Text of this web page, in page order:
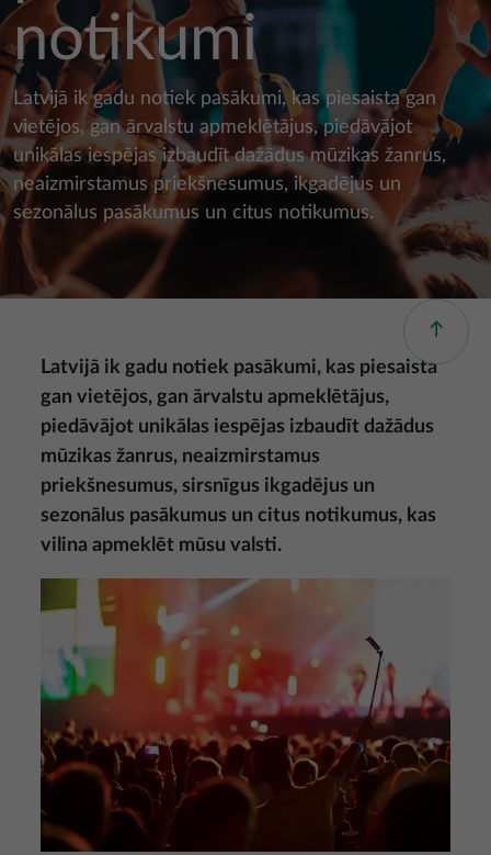
notikumi
Latvijā ik gadu notiek pasākumi, kas piesaista gan
vietējos, gan ārvalstu apmeklētājus, piedāvājot
unikālas iespējas izbaudīt dažādus mūzikas žanrus,
neaizmirstamus priekšnesumus, ikgadējus un
sezonālus pasākumus un citus notikumus.
Latvijā ik gadu notiek pasākumi, kas piesaista
gan vietējos, gan ārvalstu apmeklētājus,
piedāvājot unikālas iespējas izbaudīt dažādus
mūzikas žanrus, neaizmirstamus
priekšnesumus, sirsnīgus ikgadējus un
sezonālus pasākumus un citus notikumus, kas
vilina apmeklēt mūsu valsti.